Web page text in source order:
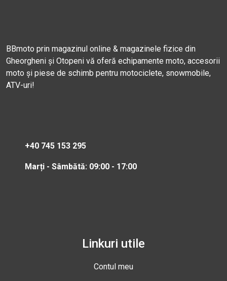
BBmoto prin magazinul online & magazinele fizice din
Gheorgheni și Otopeni vă oferă echipamente moto, accesorii
moto și piese de schimb pentru motociclete, snowmobile,
ATV-uri!
+40 745 153 295
Marți - Sâmbătă: 09:00 - 17:00
Linkuri utile
Contul meu